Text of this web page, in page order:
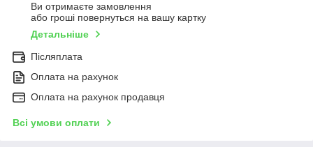
Ви отримаєте замовлення
або гроші повернуться на вашу картку
Детальніше
Післяплата
Оплата на рахунок
Оплата на рахунок продавця
Всі умови оплати